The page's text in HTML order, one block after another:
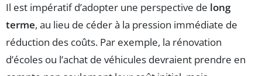
Il est impératif d’adopter une perspective de long
terme, au lieu de céder à la pression immédiate de
réduction des coûts. Par exemple, la rénovation
d’écoles ou l’achat de véhicules devraient prendre en